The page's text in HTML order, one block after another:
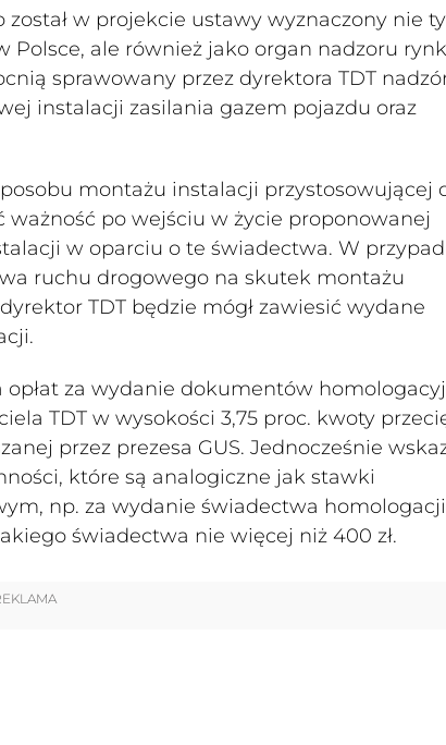
w projekcie ustawy wyznaczony nie
Polsce, ale również jako organ nadzoru
sprawowany przez dyrektora TDT
instalacji zasilania gazem pojazdu oraz
montażu instalacji przystosowującej
po wejściu w życie proponowanej
w oparciu o te świadectwa. W
ruchu drogowego na skutek montażu
TDT będzie mógł zawiesić wydane
za wydanie dokumentów
TDT w wysokości 3,75 proc. kwoty
przez prezesa GUS. Jednocześnie
które są analogiczne jak stawki
np. za wydanie świadectwa
świadectwa nie więcej niż 400 zł.